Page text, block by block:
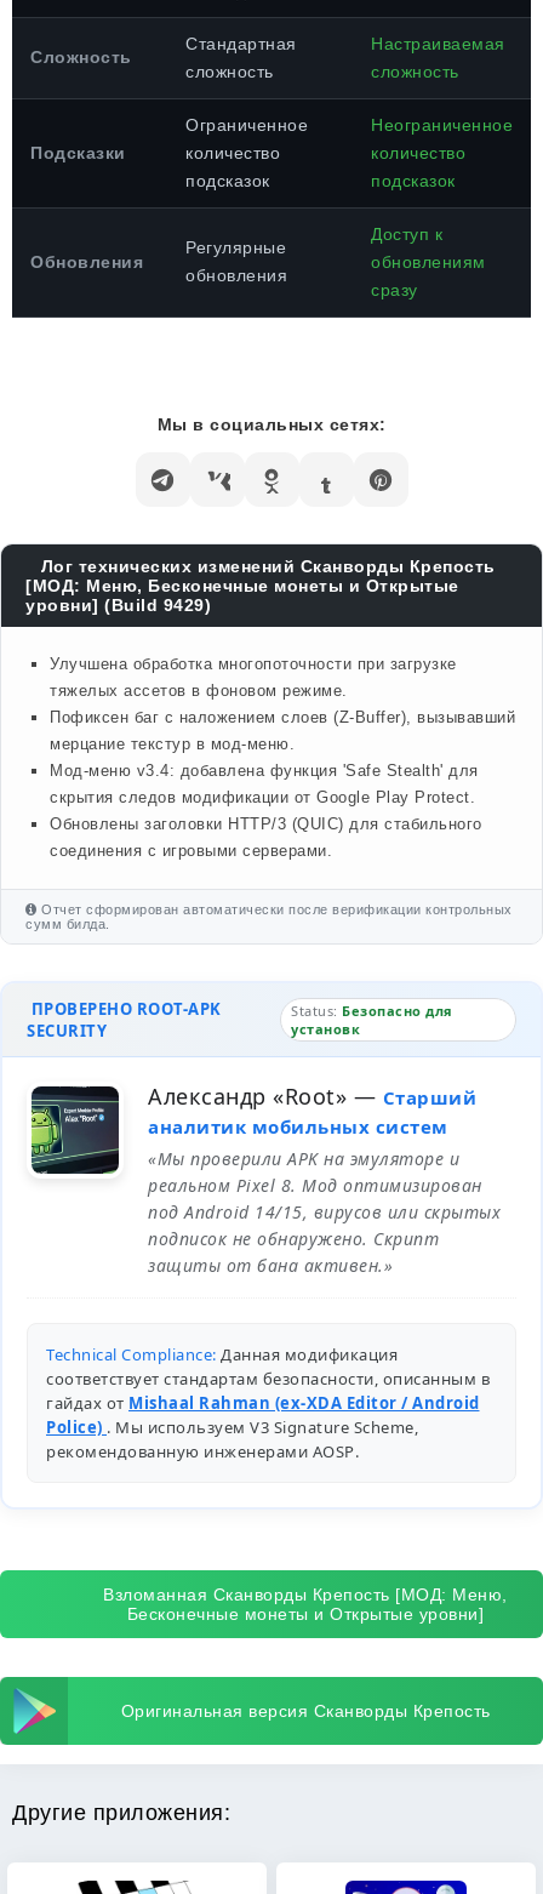
Сложность
Стандартная
сложность
Настраиваемая
сложность
Подсказки
Ограниченное
количество
подсказок
Неограниченное
количество
подсказок
Обновления
Регулярные
обновления
Доступ к
обновлениям
сразу
Мы в социальных сетях:
Лог технических изменений Сканворды Крепость
[МОД: Меню, Бесконечные монеты и Открытые
уровни] (Build 9429)
Улучшена обработка многопоточности при загрузке
тяжелых ассетов в фоновом режиме.
Пофиксен баг с наложением слоев (Z-Buffer), вызывавший
мерцание текстур в мод-меню.
Мод-меню v3.4: добавлена функция 'Safe Stealth' для
скрытия следов модификации от Google Play Protect.
Обновлены заголовки HTTP/3 (QUIC) для стабильного
соединения с игровыми серверами.
Отчет сформирован автоматически после верификации контрольных
сумм билда.
ПРОВЕРЕНО ROOT-APK
SECURITY
Status: Безопасно для
установк
Александр «Root» — Старший
аналитик мобильных систем
«Мы проверили APK на эмуляторе и
реальном Pixel 8. Мод оптимизирован
под Android 14/15, вирусов или скрытых
подписок не обнаружено. Скрипт
защиты от бана активен.»
Technical Compliance: Данная модификация
соответствует стандартам безопасности, описанным в
гайдах от Mishaal Rahman (ex-XDA Editor / Android
Police) . Мы используем V3 Signature Scheme,
рекомендованную инженерами AOSP.
Взломанная Сканворды Крепость [МОД: Меню,
Бесконечные монеты и Открытые уровни]
Оригинальная версия Сканворды Крепость
Другие приложения: